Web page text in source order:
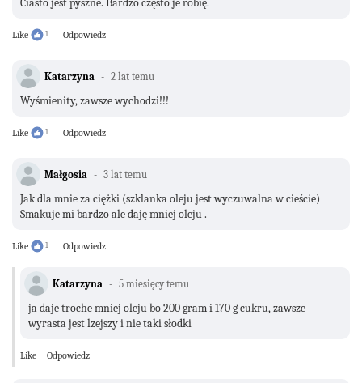
Ciasto jest pyszne. Bardzo często je robię.
Like 1 Odpowiedz
Katarzyna 2 lat temu
Wyśmienity, zawsze wychodzi!!!
Like 1 Odpowiedz
Małgosia 3 lat temu
Jak dla mnie za ciężki (szklanka oleju jest wyczuwalna w cieście)
Smakuje mi bardzo ale daję mniej oleju .
Like 1 Odpowiedz
Katarzyna 5 miesięcy temu
ja daje troche mniej oleju bo 200 gram i 170 g cukru, zawsze
wyrasta jest lzejszy i nie taki słodki
Like Odpowiedz